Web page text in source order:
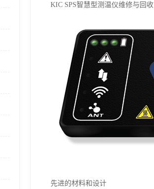
KIC SPS智慧型测温仪维修与回收
先进的材料和设计